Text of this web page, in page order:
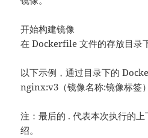
开始构建镜像
在 Dockerfile 文件的存放目录
以下示例，通过目录下的
nginx:v3（镜像名称:镜像标签）
注：最后的 . 代表本次执行的
绍。